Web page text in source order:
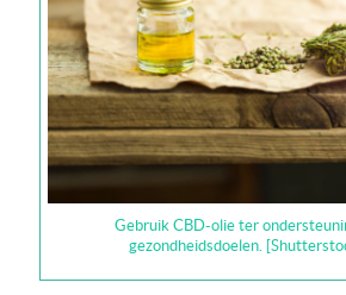
Gebruik CBD-olie ter
gezondheidsdoelen.